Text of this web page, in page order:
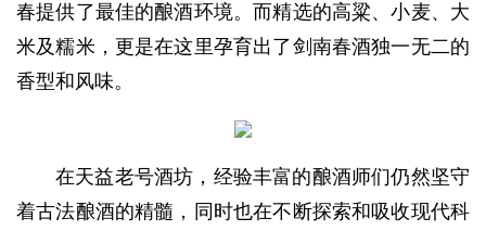
春提供了最佳的酿酒环境。而精选的高粱、小麦、大
米及糯米，更是在这里孕育出了剑南春酒独一无二的
香型和风味。
在天益老号酒坊，经验丰富的酿酒师们仍然坚守
着古法酿酒的精髓，同时也在不断探索和吸收现代科